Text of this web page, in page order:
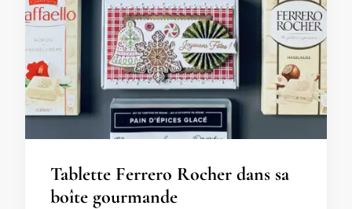
Tablette Ferrero Rocher dans sa
boîte gourmande